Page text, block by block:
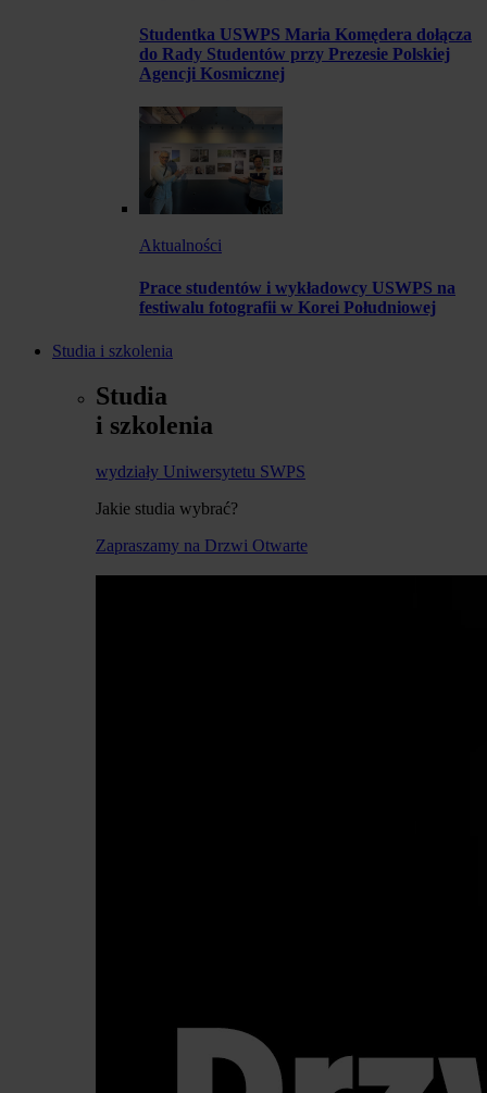
Studentka USWPS Maria Komędera dołącza
do Rady Studentów przy Prezesie Polskiej
Agencji Kosmicznej
Aktualności
Prace studentów i wykładowcy USWPS na
festiwalu fotografii w Korei Południowej
Studia i szkolenia
Studia
i szkolenia
wydziały Uniwersytetu SWPS
Jakie studia wybrać?
Zapraszamy na Drzwi Otwarte